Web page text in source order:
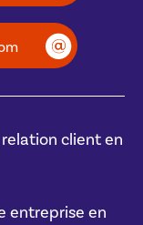
client en
entreprise en